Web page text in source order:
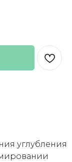
углубления